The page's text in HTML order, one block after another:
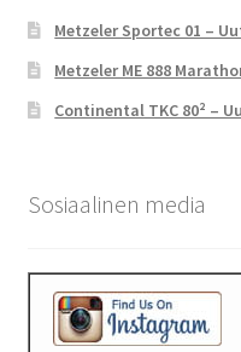
Metzeler Sportec 01 –
Metzeler ME 888
Continental TKC 80² –
Sosiaalinen media